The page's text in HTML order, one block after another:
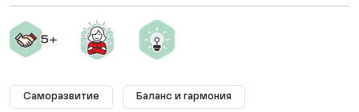
Саморазвитие Баланс и гармония